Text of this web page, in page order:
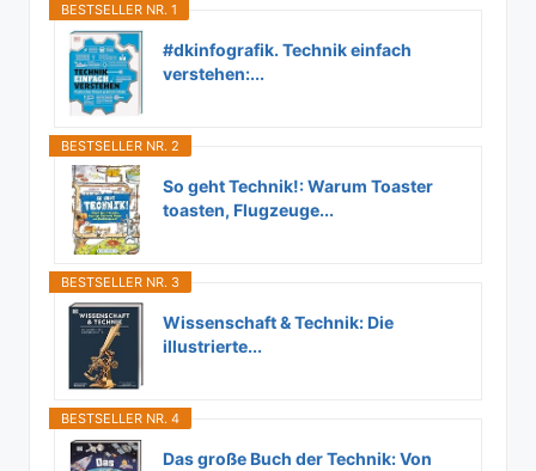
BESTSELLER NR. 1
#dkinfografik. Technik einfach
verstehen:...
BESTSELLER NR. 2
So geht Technik!: Warum Toaster
toasten, Flugzeuge...
BESTSELLER NR. 3
Wissenschaft & Technik: Die
illustrierte...
BESTSELLER NR. 4
Das große Buch der Technik: Von